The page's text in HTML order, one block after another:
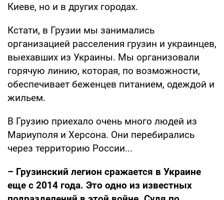
Киеве, но и в других городах.
Кстати, в Грузии мы занимались
организацией расселения грузин и украинцев,
выехавших из Украины. Мы организовали
горячую линию, которая, по возможности,
обеспечивает беженцев питанием, одеждой и
жильем.
В Грузию приехало очень много людей из
Мариуполя и Херсона. Они перебирались
через территорию России...
– Грузинский легион сражается в Украине
еще с 2014 года. Это одно из известных